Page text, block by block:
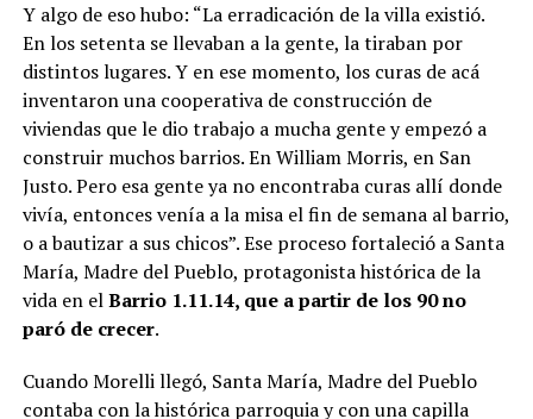
Y algo de eso hubo: “La erradicación de la villa existió.
En los setenta se llevaban a la gente, la tiraban por
distintos lugares. Y en ese momento, los curas de acá
inventaron una cooperativa de construcción de
viviendas que le dio trabajo a mucha gente y empezó a
construir muchos barrios. En William Morris, en San
Justo. Pero esa gente ya no encontraba curas allí donde
vivía, entonces venía a la misa el fin de semana al barrio,
o a bautizar a sus chicos”. Ese proceso fortaleció a Santa
María, Madre del Pueblo, protagonista histórica de la
vida en elBarrio 1.11.14, que a partir de los 90 no
paró de crecer.
Cuando Morelli llegó, Santa María, Madre del Pueblo
contaba con la histórica parroquia y con una capilla